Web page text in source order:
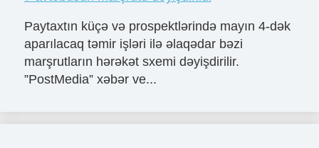
Paytaxtın küçə və prospektlərində mayın 4-dək
aparılacaq təmir işləri ilə əlaqədar bəzi
marşrutların hərəkət sxemi dəyişdirilir.
”PostMedia” xəbər ve...